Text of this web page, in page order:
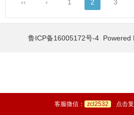
‹‹ ‹ 1 2 3
客服微信： zcl2532 点击
鲁ICP备16005172号-4 Powered